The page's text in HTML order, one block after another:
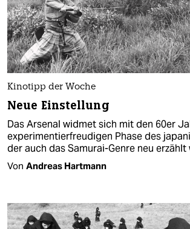
Kinotipp der Woche
Neue Einstellung
Das Arsenal widmet sich mit den 60er
experimentierfreudigen Phase des
der auch das Samurai-Genre neu erzählt
Von Andreas Hartmann